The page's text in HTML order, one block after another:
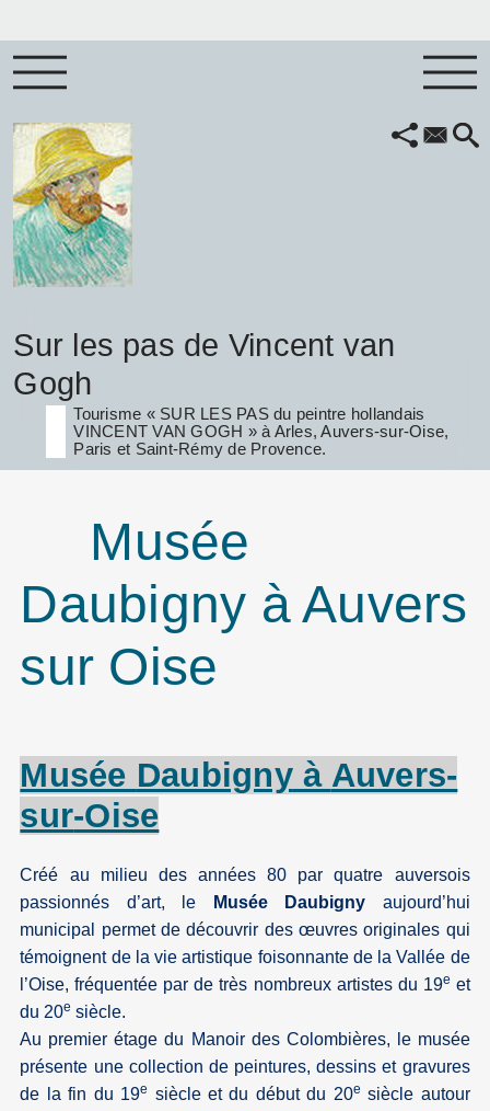
Sur les pas de Vincent van
Gogh
Tourisme « SUR LES PAS du peintre hollandais
VINCENT VAN GOGH » à Arles, Auvers-sur-Oise,
Paris et Saint-Rémy de Provence.
Musée
Daubigny à Auvers
sur Oise
Musée Daubignyà Auvers-
sur-Oise
Créé au milieu des années 80 par quatre auversois
passionnés d’art, le
Musée Daubigny aujourd’hui
municipal permet de découvrir des œuvres originales qui
témoignent de la vie artistique foisonnante de la Vallée de
l’Oise, fréquentée par de très nombreux artistes du 19e et
du 20e siècle.
Au premier étage du Manoir des Colombières, le musée
présente une collection de peintures, dessins et gravures
de la fin du 19e siècle et du début du 20e siècle autour